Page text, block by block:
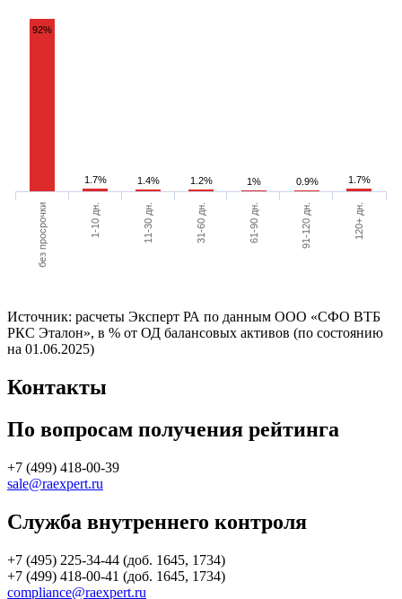
92%
1.7% 1.4% 1.2% 1% 0.9% 1.7%
без просрочки 1-10 дн. 11-30 дн. 31-60 дн. 61-90 дн. 91-120 дн. 120+ дн.
Источник: расчеты Эксперт РА по данным ООО «СФО ВТБ
РКС Эталон», в % от ОД балансовых активов (по состоянию
на 01.06.2025)
Контакты
По вопросам получения рейтинга
+7 (499) 418-00-39
sale@raexpert.ru
Служба внутреннего контроля
+7 (495) 225-34-44 (доб. 1645, 1734)
+7 (499) 418-00-41 (доб. 1645, 1734)
compliance@raexpert.ru